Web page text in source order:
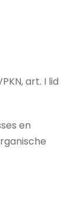
art. I lid
en